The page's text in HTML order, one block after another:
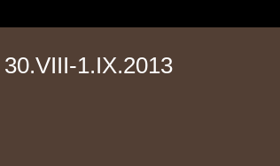
1.IX.2013